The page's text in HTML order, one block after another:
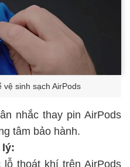
vệ sinh sạch AirPods
nhắc thay pin AirPods
tâm bảo hành.
lý:
thoát khí trên AirPods